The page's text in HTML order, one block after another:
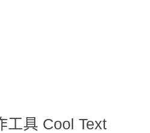
工具 Cool Text